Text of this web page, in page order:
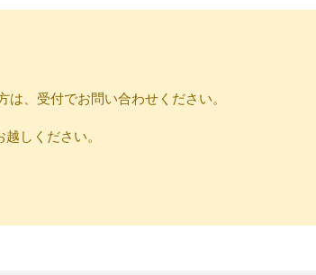
、受付でお問い合わせください。
しください。